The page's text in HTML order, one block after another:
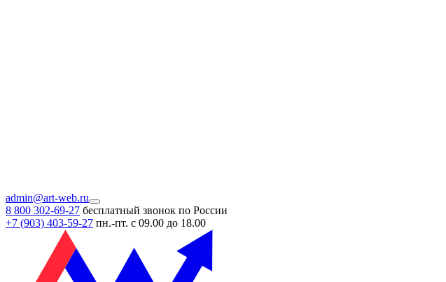
admin@art-web.ru
8 800 302-69-27 бесплатный звонок по России
+7 (903) 403-59-27 пн.-пт. с 09.00 до 18.00